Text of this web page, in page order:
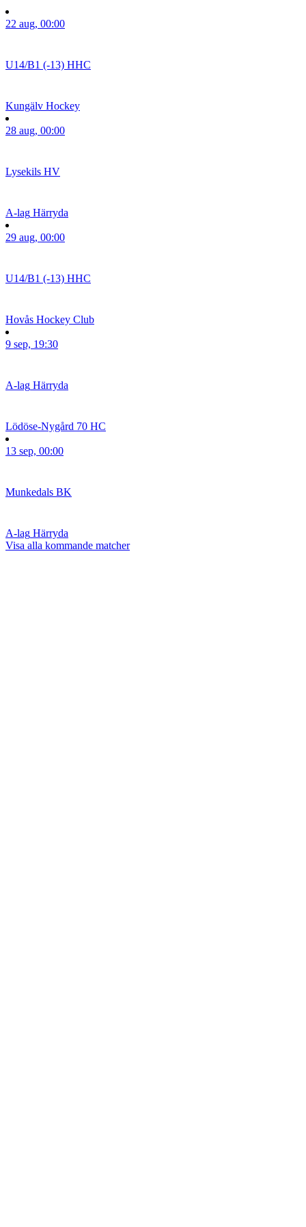
22 aug, 00:00
U14/B1 (-13) HHC
Kungälv Hockey
28 aug, 00:00
Lysekils HV
A-lag Härryda
29 aug, 00:00
U14/B1 (-13) HHC
Hovås Hockey Club
9 sep, 19:30
A-lag Härryda
Lödöse-Nygård 70 HC
13 sep, 00:00
Munkedals BK
A-lag Härryda
Visa alla kommande matcher